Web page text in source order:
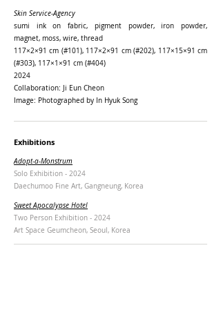
Skin Service-Agency
sumi ink on fabric, pigment powder,iron powder,
magnet, moss, wire, thread
117×2×91 cm (#101), 117×2×91 cm (#202), 117×15×91 cm
(#303), 117×1×91 cm (#404)
2024
Collaboration: Ji Eun Cheon
Image: Photographed by In Hyuk Song
Exhibitions
Adopt-a-Monstrum
Solo Exhibition - 2024
Daechumoo Fine Art, Gangneung, Korea
Sweet Apocalypse Hotel
Two Person Exhibition - 2024
Art Space Geumcheon, Seoul, Korea